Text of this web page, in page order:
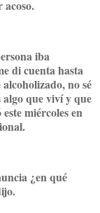
iba
di cuenta hasta
no sé
que viví y que
miércoles en
¿en qué